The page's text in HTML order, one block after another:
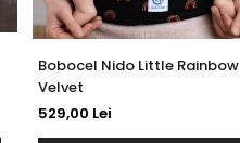
Bobocel Nido Little Rainbow
Velvet
529,00 Lei